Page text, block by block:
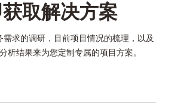
取解决方案
需求的调研，目前项目情况的梳理，以及
析结果来为您定制专属的项目方案。